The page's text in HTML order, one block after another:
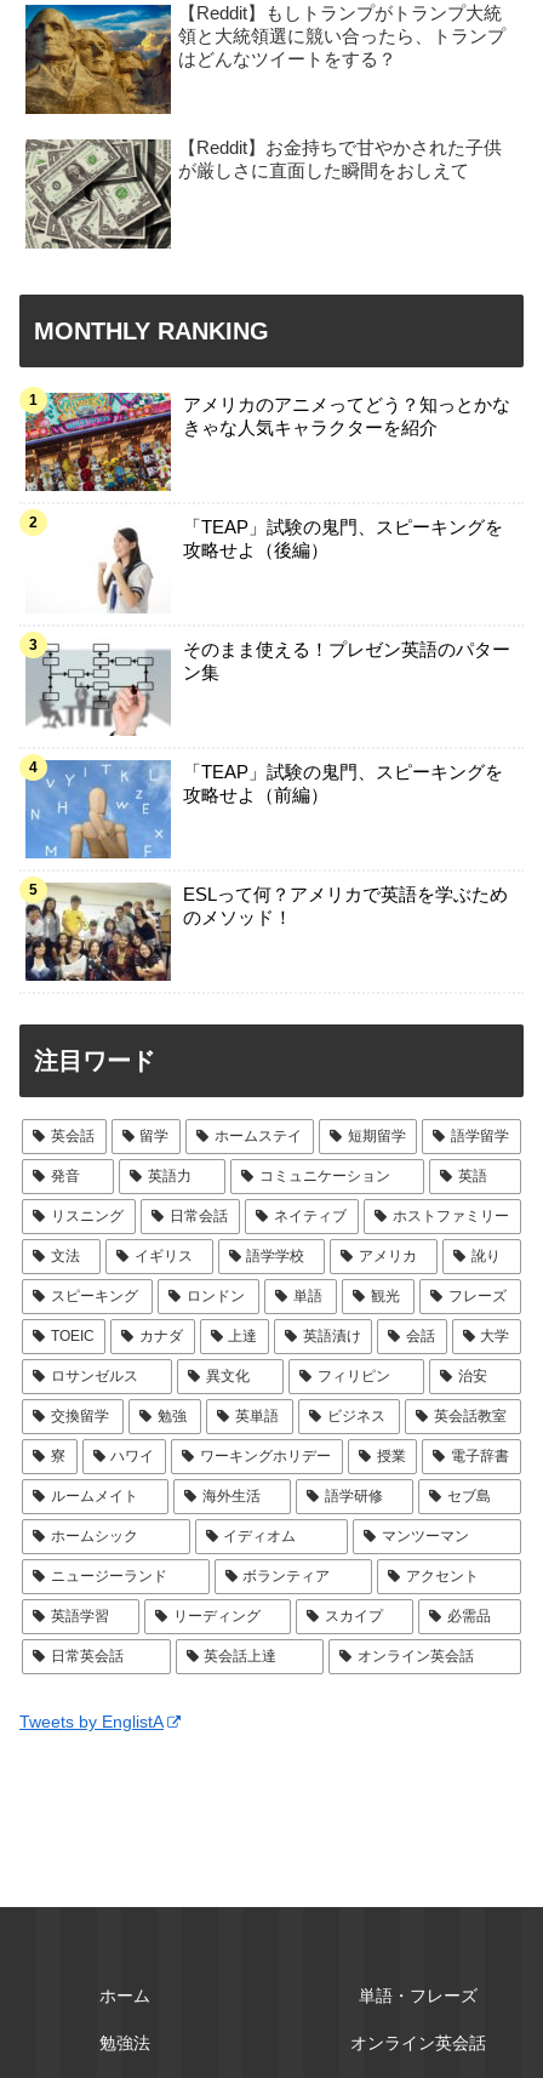
【Reddit】もしトランプがトランプ大統
領と大統領選に競い合ったら、トランプ
はどんなツイートをする？
【Reddit】お金持ちで甘やかされた子供
が厳しさに直面した瞬間をおしえて
MONTHLY RANKING
アメリカのアニメってどう？知っとかな
きゃな人気キャラクターを紹介
「TEAP」試験の鬼門、スピーキングを
攻略せよ（後編）
そのまま使える！プレゼン英語のパター
ン集
「TEAP」試験の鬼門、スピーキングを
攻略せよ（前編）
ESLって何？アメリカで英語を学ぶため
のメソッド！
注目ワード
英会話 留学 ホームステイ 短期留学 語学留学
発音 英語力 コミュニケーション 英語
リスニング 日常会話 ネイティブ ホストファミリー
文法 イギリス 語学学校 アメリカ 訛り
スピーキング ロンドン 単語 観光 フレーズ
TOEIC カナダ 上達 英語漬け 会話 大学
ロサンゼルス 異文化 フィリピン 治安
交換留学 勉強 英単語 ビジネス 英会話教室
寮 ハワイ ワーキングホリデー 授業 電子辞書
ルームメイト 海外生活 語学研修 セブ島
ホームシック イディオム マンツーマン
ニュージーランド ボランティア アクセント
英語学習 リーディング スカイプ 必需品
日常英会話 英会話上達 オンライン英会話
Tweets by EnglistA
ホーム 単語・フレーズ
勉強法 オンライン英会話